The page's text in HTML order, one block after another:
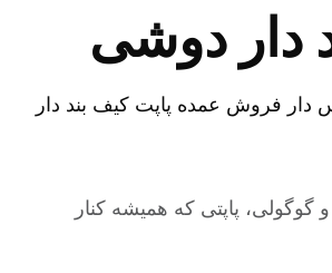
دار دوشی
پاپتی که همیشه کنار